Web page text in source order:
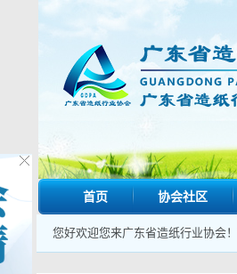
首页 协会社区
您好欢迎您来广东省造纸行业协会！